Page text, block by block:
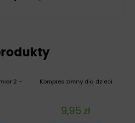
Kompres zimny dla dzieci
9,95 zł
2 –